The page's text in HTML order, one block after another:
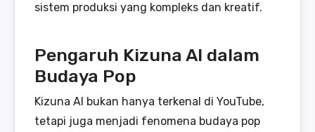
sistem produksi yang kompleks dan kreatif.
Pengaruh Kizuna AI dalam
Budaya Pop
Kizuna AI bukan hanya terkenal di YouTube,
tetapi juga menjadi fenomena budaya pop